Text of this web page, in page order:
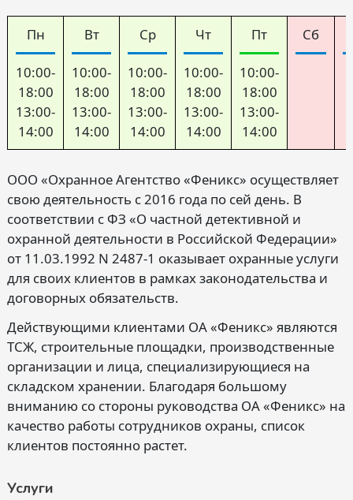
Пн
10:00-
18:00
13:00-
14:00
Вт
10:00-
18:00
13:00-
14:00
Ср
10:00-
18:00
13:00-
14:00
Чт
10:00-
18:00
13:00-
14:00
Пт
10:00-
18:00
13:00-
14:00
Сб
ООО «Охранное Агентство «Феникс» осуществляет
свою деятельность с 2016 года по сей день. В
соответствии с ФЗ «О частной детективной и
охранной деятельности в Российской Федерации»
от 11.03.1992 N 2487-1 оказывает охранные услуги
для своих клиентов в рамках законодательства и
договорных обязательств.
Действующими клиентами ОА «Феникс» являются
ТСЖ, строительные площадки, производственные
организации и лица, специализирующиеся на
складском хранении. Благодаря большому
вниманию со стороны руководства ОА «Феникс» на
качество работы сотрудников охраны, список
клиентов постоянно растет.
Услуги